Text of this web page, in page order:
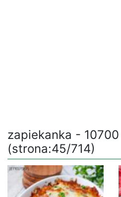
zapiekanka -
(strona:45/714)